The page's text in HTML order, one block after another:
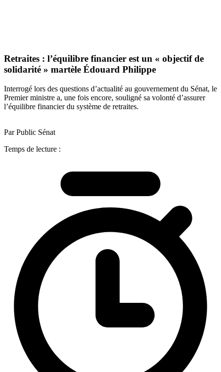
Retraites : l’équilibre financier est un « objectif de
solidarité » martèle Édouard Philippe
Interrogé lors des questions d’actualité au gouvernement du Sénat, le
Premier ministre a, une fois encore, souligné sa volonté d’assurer
l’équilibre financier du système de retraites.
Par Public Sénat
Temps de lecture :